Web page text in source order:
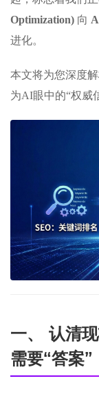
Optimization) 向
进化。
本文将为您深度
为AI眼中的“权威
一、 认清
需要“答案”